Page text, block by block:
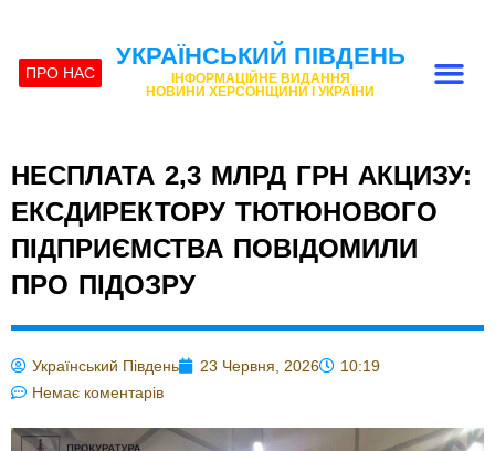
ПРО НАС
УКРАЇНСЬКИЙ ПІВДЕНЬ
ІНФОРМАЦІЙНЕ ВИДАННЯ
НОВИНИ ХЕРСОНЩИНИ І УКРАЇНИ
НЕСПЛАТА 2,3 МЛРД ГРН АКЦИЗУ:
ЕКСДИРЕКТОРУ ТЮТЮНОВОГО
ПІДПРИЄМСТВА ПОВІДОМИЛИ
ПРО ПІДОЗРУ
Український Південь 23 Червня, 2026
10:19
Немає коментарів